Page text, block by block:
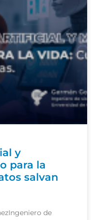
y
para la
salvan
de